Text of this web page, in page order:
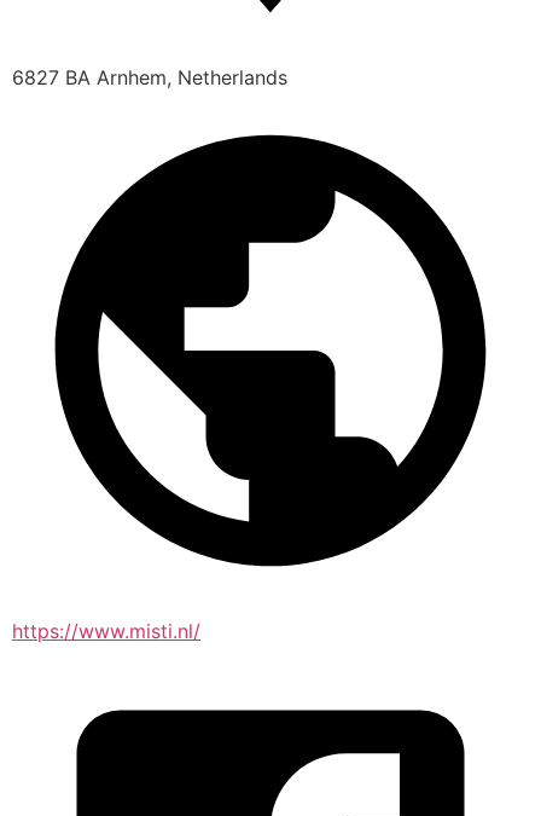
6827 BA Arnhem, Netherlands
https://www.misti.nl/